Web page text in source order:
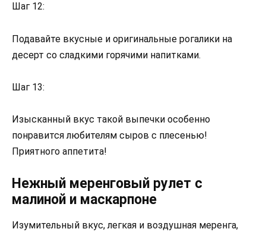
Шаг 12:
Подавайте вкусные и оригинальные рогалики на
десерт со сладкими горячими напитками.
Шаг 13:
Изысканный вкус такой выпечки особенно
понравится любителям сыров с плесенью!
Приятного аппетита!
Нежный меренговый рулет с
малиной и маскарпоне
Изумительный вкус, легкая и воздушная меренга,